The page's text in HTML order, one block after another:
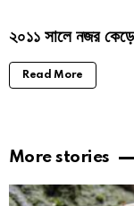
২০১১ সালে নজর
Read More
More stories